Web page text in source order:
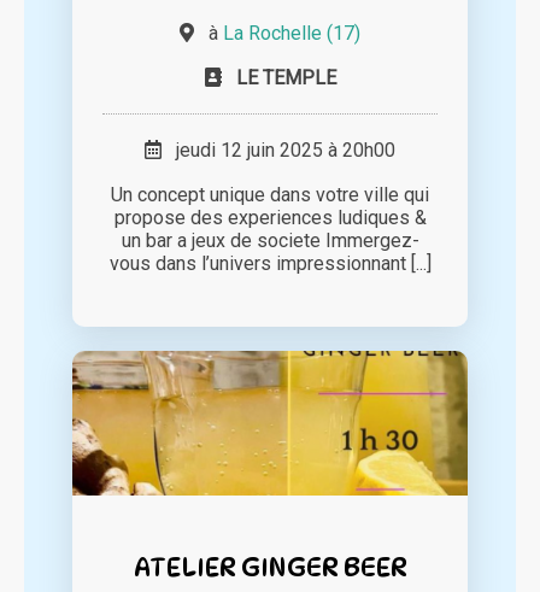
à La Rochelle (17)
LE TEMPLE
jeudi 12 juin 2025 à 20h00
Un concept unique dans votre ville qui
propose des experiences ludiques &
un bar a jeux de societe Immergez-
vous dans l’univers impressionnant [...]
ATELIER GINGER BEER